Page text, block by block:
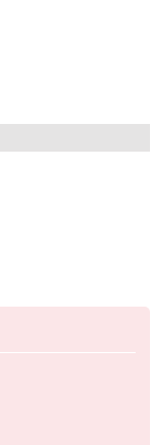
豊富な求人情報を
い！」